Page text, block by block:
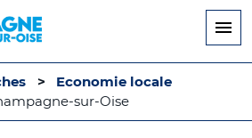
principal
Economie locale
sur-Oise